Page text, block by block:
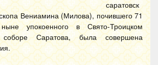
саратовск
Вениамина (Милова), почившего 71
упокоенного в Свято-Троицком
соборе Саратова, была совершена